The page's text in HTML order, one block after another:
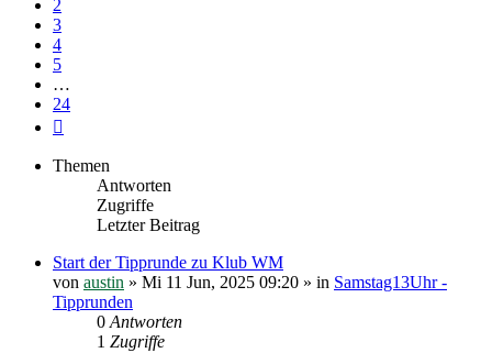
2
3
4
5
…
24
Themen
Antworten
Zugriffe
Letzter Beitrag
Start der Tipprunde zu Klub WM
von austin » Mi 11 Jun, 2025 09:20 » in Samstag13Uhr -
Tipprunden
0Antworten
1 Zugriffe